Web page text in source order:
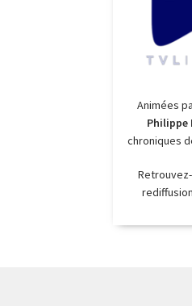
Animées
Philippe
chroniques